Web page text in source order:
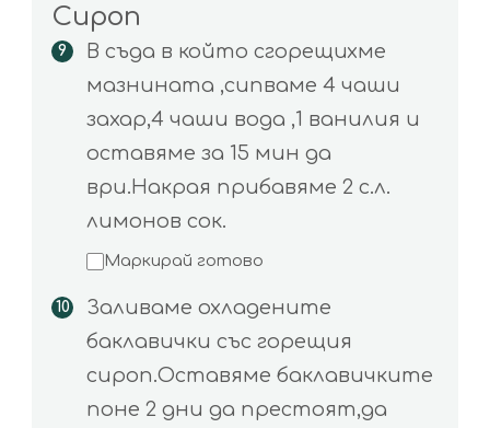
Сироп
В съда в който сгорещихме
мазнината ,сипваме 4 чаши
захар,4 чаши вода ,1 ванилия и
оставяме за 15 мин да
ври.Накрая прибавяме 2 с.л.
лимонов сок.
Маркирай готово
Заливаме охладените
баклавички със горещия
сироп.Оставяме баклавичките
поне 2 дни да престоят,да